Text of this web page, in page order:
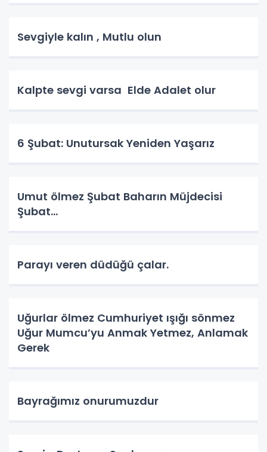
Sevgiyle kalın , Mutlu olun
Kalpte sevgi varsa Elde Adalet olur
6 Şubat: Unutursak Yeniden Yaşarız
Umut ölmez Şubat Baharın Müjdecisi
Şubat…
Parayı veren düdüğü çalar.
Uğurlar ölmez Cumhuriyet ışığı sönmez
Uğur Mumcu’yu Anmak Yetmez, Anlamak
Gerek
Bayrağımız onurumuzdur